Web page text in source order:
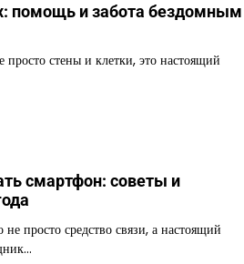
помощь и забота бездомным
стены и клетки, это настоящий
смартфон: советы и
просто средство связи, а настоящий